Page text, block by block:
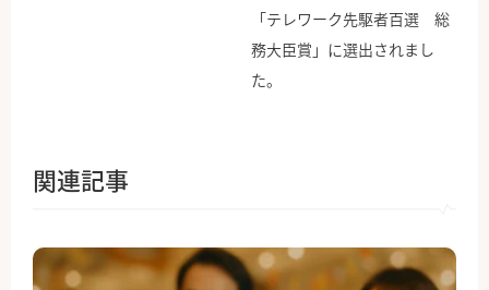
「テレワーク先駆者百選 総
務大臣賞」に選出されまし
た。
関連記事